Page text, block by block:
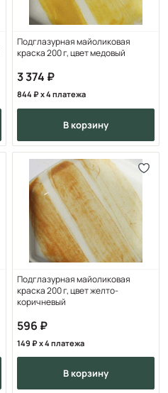
Подглазурная майоликовая
краска 200 г, цвет медовый
3 374
844 x 4 платежа
в корзину
Подглазурная майоликовая
краска 200 г, цвет желто-
коричневый
596
149 x 4 платежа
в корзину